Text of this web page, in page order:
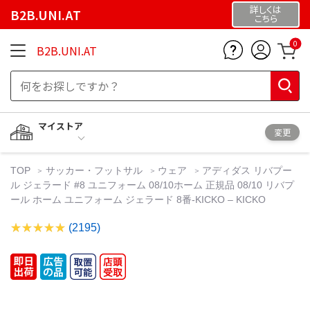
B2B.UNI.AT 詳しくは
こちら
B2B.UNI.AT 0
マイストア
変更
TOP サッカー・フットサル ウェア
アディダス リバプー
ル ジェラード #8 ユニフォーム 08/10ホーム 正規品 08/10 リバプ
ール ホーム ユニフォーム ジェラード 8番-KICKO – KICKO
(2195)